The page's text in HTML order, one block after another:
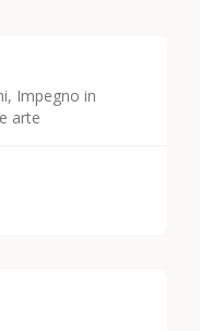
, Impegno in
arte